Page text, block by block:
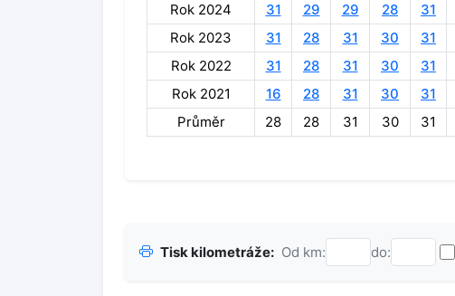
Rok 2024
31 29 29 28 31
Rok 2023
31 28 31 30 31
Rok 2022
31 28 31 30 31
Rok 2021
16 28 31 30 31
Průměr
28 28 31 30 31
Tisk kilometráže: Od km: do: